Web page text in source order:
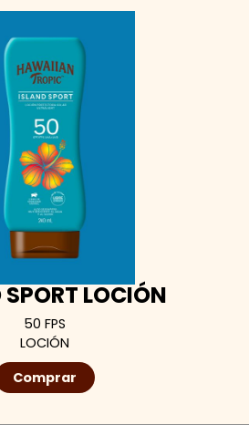
LOCIÓN
50 FPS
LOCIÓN
Comprar